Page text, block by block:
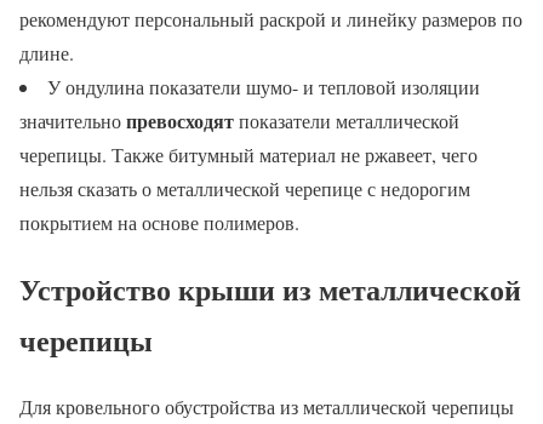
рекомендуют персональный раскрой и линейку размеров по
длине.
У ондулина показатели шумо- и тепловой изоляции
значительнопревосходятпоказатели металлической
черепицы. Также битумный материал не ржавеет, чего
нельзя сказать о металлической черепице с недорогим
покрытием на основе полимеров.
Устройство крыши из металлической
черепицы
Для кровельного обустройства из металлической черепицы